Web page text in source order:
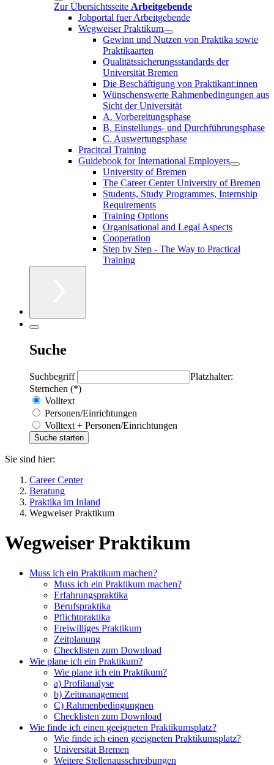
Zur Übersichtsseite Arbeitgebende
Jobportal fuer Arbeitgebende
Wegweiser Praktikum
Gewinn und Nutzen von Praktika sowie
Praktikaarten
Qualitätssicherungsstandards der
Universität Bremen
Die Beschäftigung von Praktikant:innen
Wünschenswerte Rahmenbedingungen aus
Sicht der Universität
A. Vorbereitungsphase
B. Einstellungs- und Durchführungsphase
C. Auswertungsphase
Pracitcal Training
Guidebook for International Employers
University of Bremen
The Career Center University of Bremen
Students, Study Programmes, Internship
Requirements
Training Options
Organisational and Legal Aspects
Cooperation
Step by Step - The Way to Practical
Training
Suche
Suchbegriff
Platzhalter:
Sternchen (*)
Volltext
Personen/Einrichtungen
Volltext + Personen/Einrichtungen
Sie sind hier:
Career Center
Beratung
Praktika im Inland
Wegweiser Praktikum
Wegweiser Praktikum
Muss ich ein Praktikum machen?
Muss ich ein Praktikum machen?
Erfahrungspraktika
Berufspraktika
Pflichtpraktika
Freiwilliges Praktikum
Zeitplanung
Checklisten zum Download
Wie plane ich ein Praktikum?
Wie plane ich ein Praktikum?
a) Profilanalyse
b) Zeitmanagement
C) Rahmenbedingungnen
Checklisten zum Download
Wie finde ich einen geeigneten Praktikumsplatz?
Wie finde ich einen geeigneten Praktikumsplatz?
Universität Bremen
Weitere Stellenausschreibungen